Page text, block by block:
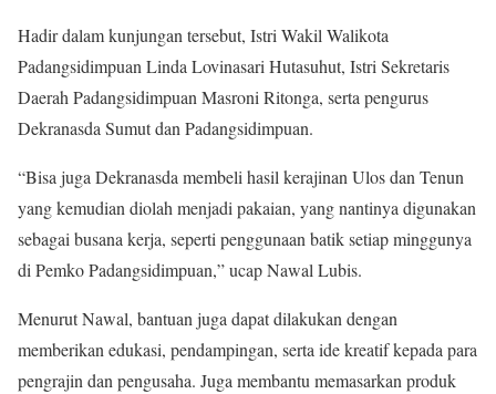
Hadir dalam kunjungan tersebut, Istri Wakil Walikota
Padangsidimpuan Linda Lovinasari Hutasuhut, Istri Sekretaris
Daerah Padangsidimpuan Masroni Ritonga, serta pengurus
Dekranasda Sumut dan Padangsidimpuan.
“Bisa juga Dekranasda membeli hasil kerajinan Ulos dan Tenun
yang kemudian diolah menjadi pakaian, yang nantinya digunakan
sebagai busana kerja, seperti penggunaan batik setiap minggunya
di Pemko Padangsidimpuan,” ucap Nawal Lubis.
Menurut Nawal, bantuan juga dapat dilakukan dengan
memberikan edukasi, pendampingan, serta ide kreatif kepada para
pengrajin dan pengusaha. Juga membantu memasarkan produk